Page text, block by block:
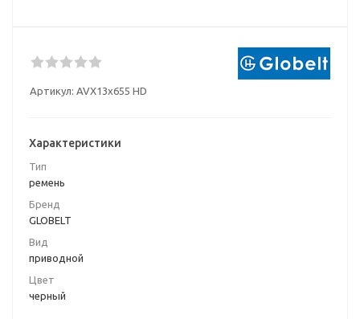
Артикул: AVX13x655 HD
Характеристики
Тип
ремень
Бренд
GLOBELT
Вид
приводной
Цвет
черный